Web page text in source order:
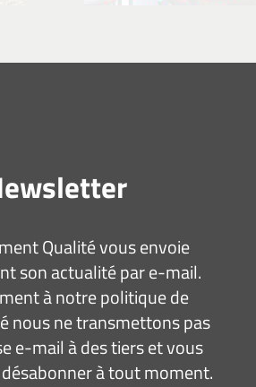
Qualité vous envoie
son actualité par e-mail.
à notre politique de
nous ne transmettons pas
e-mail à des tiers et vous
à tout moment.